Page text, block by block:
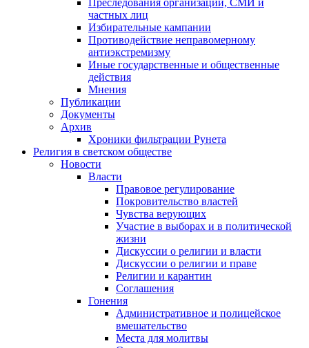
Преследования организаций, СМИ и
частных лиц
Избирательные кампании
Противодействие неправомерному
антиэкстремизму
Иные государственные и общественные
действия
Мнения
Публикации
Документы
Архив
Хроники фильтрации Рунета
Религия в светском обществе
Новости
Власти
Правовое регулирование
Покровительство властей
Чувства верующих
Участие в выборах и в политической
жизни
Дискуссии о религии и власти
Дискуссии о религии и праве
Религии и карантин
Соглашения
Гонения
Административное и полицейское
вмешательство
Места для молитвы